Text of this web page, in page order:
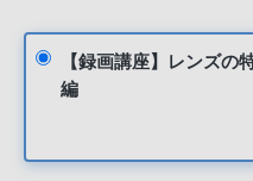
【録画講座】レンズ
編